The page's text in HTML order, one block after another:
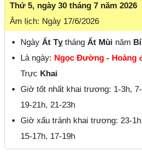
Thứ 5, ngày 30 tháng 7 năm 2026
Âm lịch: Ngày 17/6/2026
NgàyẤt TỵthángẤt Mùi năm
Là ngày: Ngọc Đường - Hoàng
Trực Khai
Giờ tốt nhất khai trương: 1-3h,
19-21h, 21-23h
Giờ xấu tránh khai trương: 23-
15-17h, 17-19h